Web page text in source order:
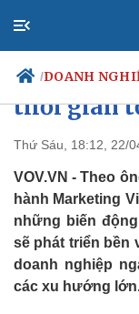
/DOANH
Chính trị
Đảng
Tổ chức nhân sự
Quốc hội
Nhận diện sự thật
Đại diện
sữa sẽ
thời gian
Thứ Sáu, 18:12, 22/
VOV.VN - Theo
hành Marketing
những biến
sẽ phát triển bền
doanh nghiệp
các xu hướng